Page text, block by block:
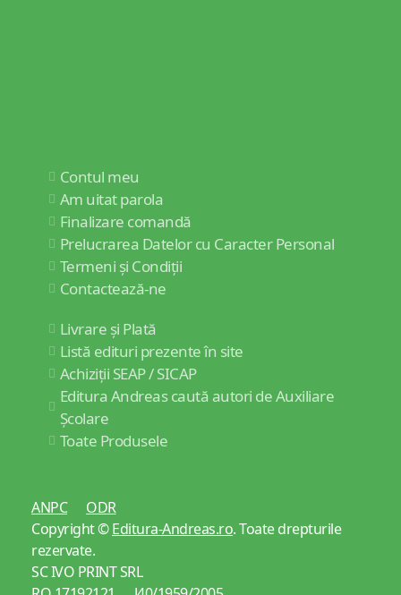
Contul meu
Am uitat parola
Finalizare comandă
Prelucrarea Datelor cu Caracter Personal
Termeni și Condiții
Contactează-ne
Livrare și Plată
Listă edituri prezente în site
Achiziții SEAP / SICAP
Editura Andreas caută autori de Auxiliare
Școlare
Toate Produsele
ANPC
ODR
Copyright ©Editura-Andreas.ro. Toate drepturile
rezervate.
SC IVO PRINT SRL